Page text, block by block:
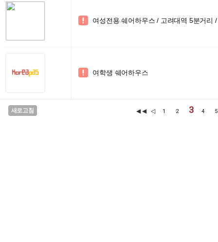
 여성전용 쉐어하우스 / 고려대역 5분거리
 여학생 쉐어하우스
새로고침 ◀◀ ◁ 1 2 3 4